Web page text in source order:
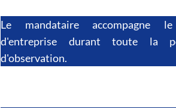
Le mandataire accompagne
d'entreprise durant toute la
d'observation.